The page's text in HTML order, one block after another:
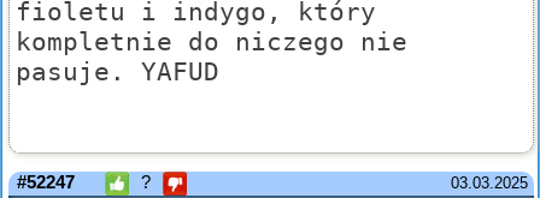
fioletu i indygo, który
kompletnie do niczego nie
pasuje. YAFUD
03.03.2025
#52247 ?